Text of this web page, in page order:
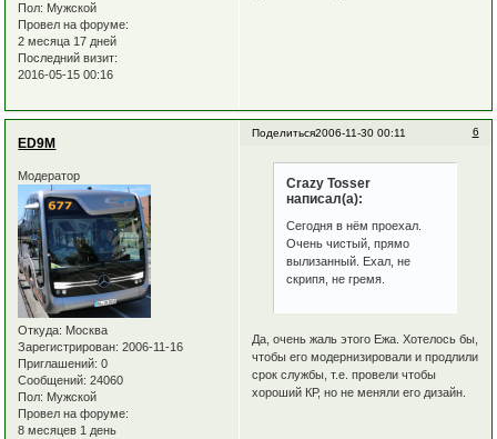
Пол: Мужской
Провел на форуме:
2 месяца 17 дней
Последний визит:
2016-05-15 00:16
Поделиться 6
2006-11-30 00:11
ED9M
Модератор
Откуда: Москва
Зарегистрирован: 2006-11-16
Приглашений: 0
Сообщений: 24060
Пол: Мужской
Провел на форуме:
8 месяцев 1 день
Crazy Tosser
написал(а):
Сегодня в нём проехал.
Очень чистый, прямо
вылизанный. Ехал, не
скрипя, не гремя.
Да, очень жаль этого Ежа. Хотелось бы,
чтобы его модернизировали и продлили
срок службы, т.е. провели чтобы
хороший КР, но не меняли его дизайн.